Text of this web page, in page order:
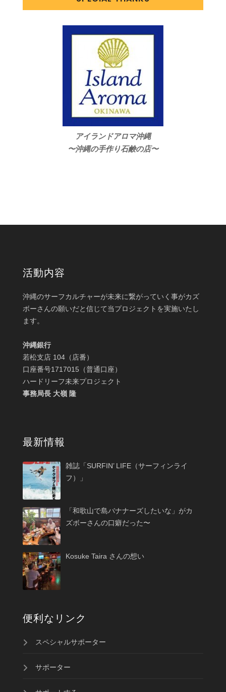
アイランドアロマ沖縄
〜沖縄の手作り石鹸の店〜
活動内容
沖縄のサーフカルチャーが未来に繋がっていく事がカズ
ボーさんの願いだと信じて当プロジェクトを実施いたし
ます。
沖縄銀行
若松支店 104（店番）
口座番号1717015（普通口座）
ハードリーフ未来プロジェクト
事務局長 大嶺 隆
最新情報
雑誌「SURFIN’ LIFE（サーフィンライ
フ）」
「和歌山で島バナナーズしたいな」がカ
ズボーさんの口癖だった〜
Kosuke Taira さんの想い
便利なリンク
スペシャルサポーター
サポーター